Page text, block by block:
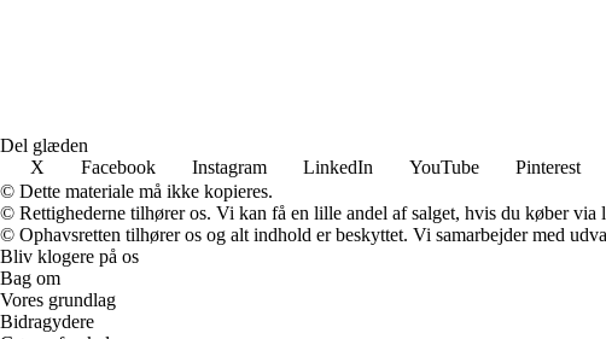
Del glæden
X
Facebook Instagram LinkedIn YouTube Pinterest
© Dette materiale må ikke kopieres.
© Rettighederne tilhører os. Vi kan få en lille andel af salget, hvis du køber via
© Ophavsretten tilhører os og alt indhold er beskyttet. Vi samarbejder med
Bliv klogere på os
Bag om
Vores grundlag
Bidragydere